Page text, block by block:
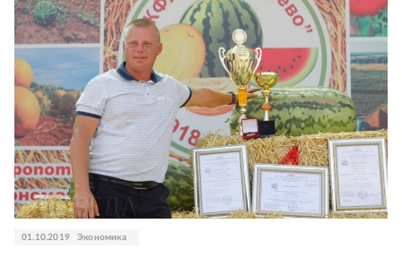
01.10.2019 Экономика